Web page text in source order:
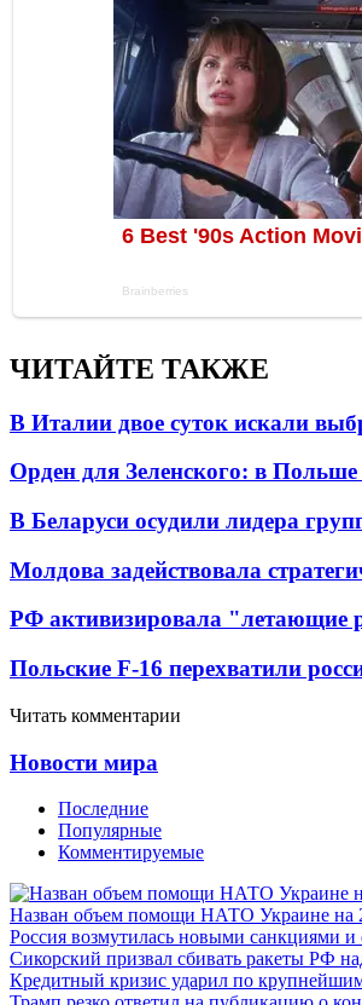
ЧИТАЙТЕ ТАКЖЕ
В Италии двое суток искали
Орден для Зеленского: в
В Беларуси осудили лидера
Молдова задействовала
РФ активизировала "летающие
Польские F-16 перехватили
Читать комментарии
Новости мира
Последние
Популярные
Комментируемые
Назван объем помощи НАТО Украине на
Россия возмутилась новыми санкциями
Сикорский призвал сбивать ракеты РФ
Кредитный кризис ударил по